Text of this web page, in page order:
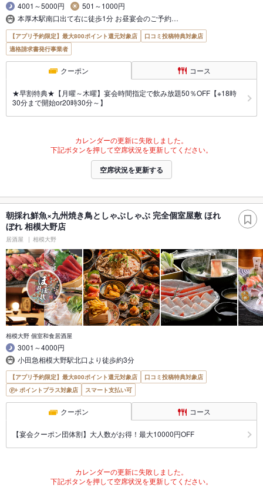
4001～5000円
501～1000円
本厚木駅南口出て右に徒歩1分 お昼宴会のご予約…
【アプリ予約限定】最大800ポイント還元対象店
口コミ投稿特典対象店
適格請求書発行事業者
クーポン コース
★早割特典★【月曜～木曜】宴会時間指定で飲み放題50％OFF【※18時
30分まで開始or20時30分～】
カレンダーの更新に失敗しました。
下記ボタンを押して空席状況を更新してください。
空席状況を更新する
朝採れ鮮魚×九州焼き鳥としゃぶしゃぶ 完全個室屋敷 ほれ
ぼれ 相模大野店
居酒屋 相模大野
相模大野 個室和食居酒屋
3001～4000円
小田急相模大野駅北口より徒歩約3分
【アプリ予約限定】最大800ポイント還元対象店
口コミ投稿特典対象店
ポイントプラス対象店
スマート支払い可
クーポン コース
【宴会クーポン団体割】大人数がお得！最大10000円OFF
カレンダーの更新に失敗しました。
下記ボタンを押して空席状況を更新してください。